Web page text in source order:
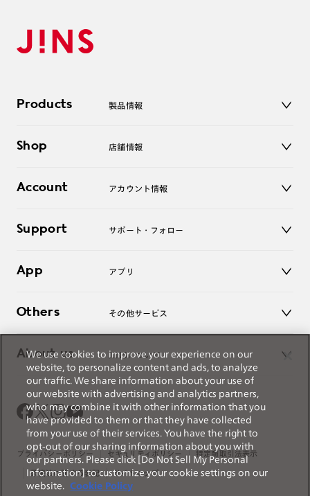
Products 製品情報
サングラス
コンタクトレンズ
アクセサリー
Shop 店舗情報
オンラインショップ
Account アカウント情報
ログアウト
Support サポート・フォロー
よくあるご質問
お問い合わせ
App アプリ
Others その他サービス
レンズ交換
オンラインギフト
価格案内
About us JINSについて
Magnify Life
会社概要
採用情報
法人のお客様
出店について
プライバシーポリシー セキュリティポリシー 特定商取引法表示
薬機法に関する表記 サイトマップ
We use cookies to improve your experience on our
website, to personalize content and ads, to analyze
our traffic. We share information about your use of
our website with advertising and analytics partners,
who may combine it with other information that you
have provided to them or that they have collected
from your use of their services. You have the right to
opt-out of our sharing information about you with
our partners. Please click [Do Not Sell My Personal
Information] to customize your cookie settings on our
website.
Cookie Policy